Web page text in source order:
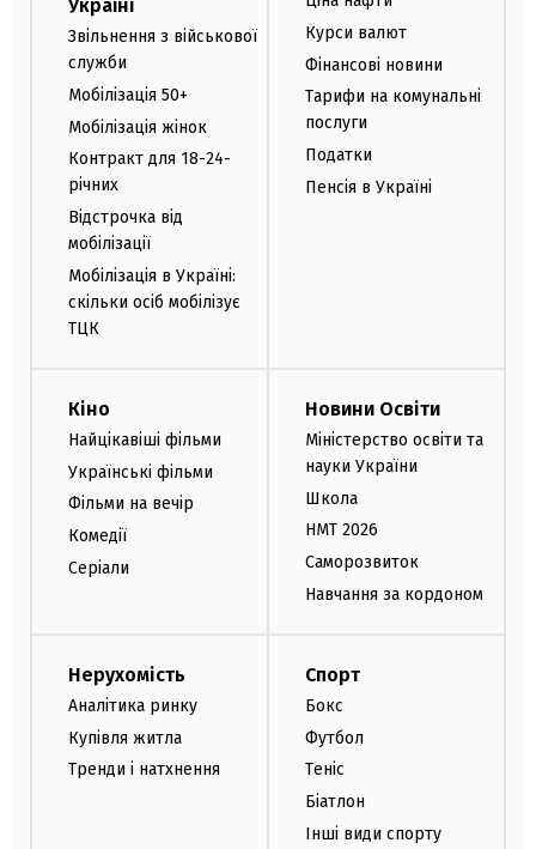
Україні
Звільнення з військової
служби
Мобілізація 50+
Мобілізація жінок
Контракт для 18-24-
річних
Відстрочка від
мобілізації
Мобілізація в Україні:
скільки осіб мобілізує
ТЦК
Курси валют
Фінансові новини
Тарифи на комунальні
послуги
Податки
Пенсія в Україні
Кіно
Найцікавіші фільми
Українські фільми
Фільми на вечір
Комедії
Серіали
Новини Освіти
Міністерство освіти та
науки України
Школа
НМТ 2026
Саморозвиток
Навчання за кордоном
Нерухомість
Аналітика ринку
Купівля житла
Тренди і натхнення
Спорт
Бокс
Футбол
Теніс
Біатлон
Інші види спорту